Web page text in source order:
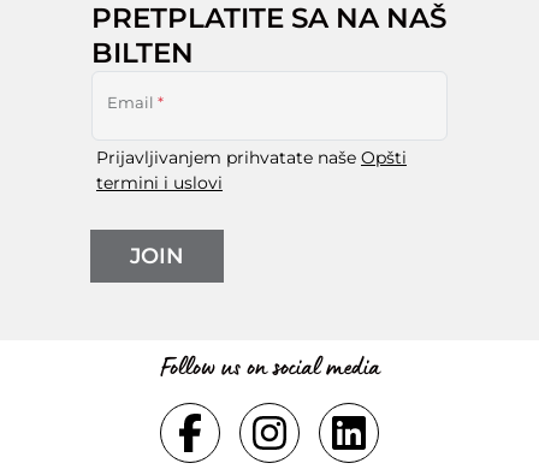
PRETPLATITE SA NA NAŠ
BILTEN
Email *
Prijavljivanjem prihvatate naše Opšti
termini i uslovi
JOIN
Follow us on social media